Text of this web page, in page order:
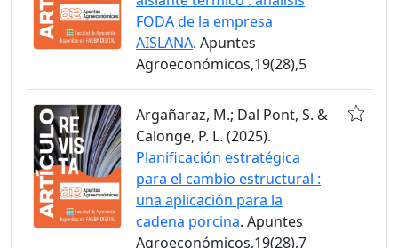
FODA de la empresa
AISLANA. Apuntes
Agroeconómicos,19(28),5
Argañaraz, M.; Dal Pont, S. &
Calonge, P. L. (2025).
Planificación estratégica
para el cambio estructural :
una aplicación para la
cadena porcina. Apuntes
Agroeconómicos,19(28),7